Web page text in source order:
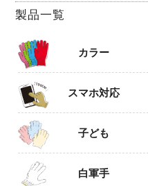
製品一覧
カラー
スマホ対応
子ども
白軍手